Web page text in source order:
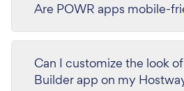
Are POWR apps mobile-
Can I customize the look
Builder app on my